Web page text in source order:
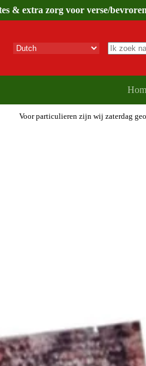
& extra zorg voor verse/
Voor particulieren zijn wij zaterdag